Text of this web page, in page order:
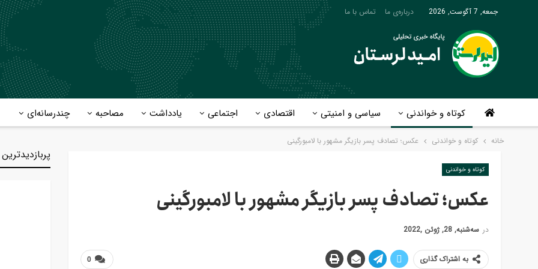
جمعه, 7 آگوست, 2026 درباره‌ی ما تماس با ما
کوتاه و خواندنی سیاسی و امنیتی اقتصادی اجتماعی یادداشت مصاحبه چندرسانه‌ای
خانه کوتاه و خواندنی عکس؛ تصادف پسر بازیگر مشهور با لامبورگینی
کوتاه و خواندنی
عکس؛ تصادف پسر بازیگر مشهور با لامبورگینی
در سه‌شنبه, 28, ژوئن ,2022
0 به اشتراک گذاری